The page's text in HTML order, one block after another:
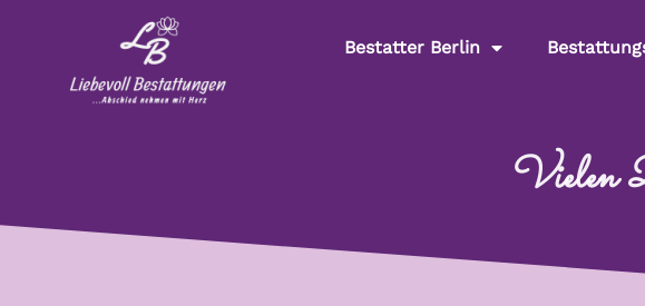
Bestatter Berlin
Vielen